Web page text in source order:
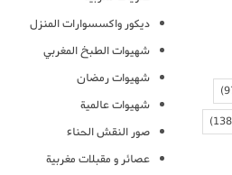
ديكور واكسسوارات المنزل
شهيوات الطبخ المغربي
شهيوات رمضان
شهيوات عالمية
صور النقش الحناء
عصائر و مقبلات مغربية